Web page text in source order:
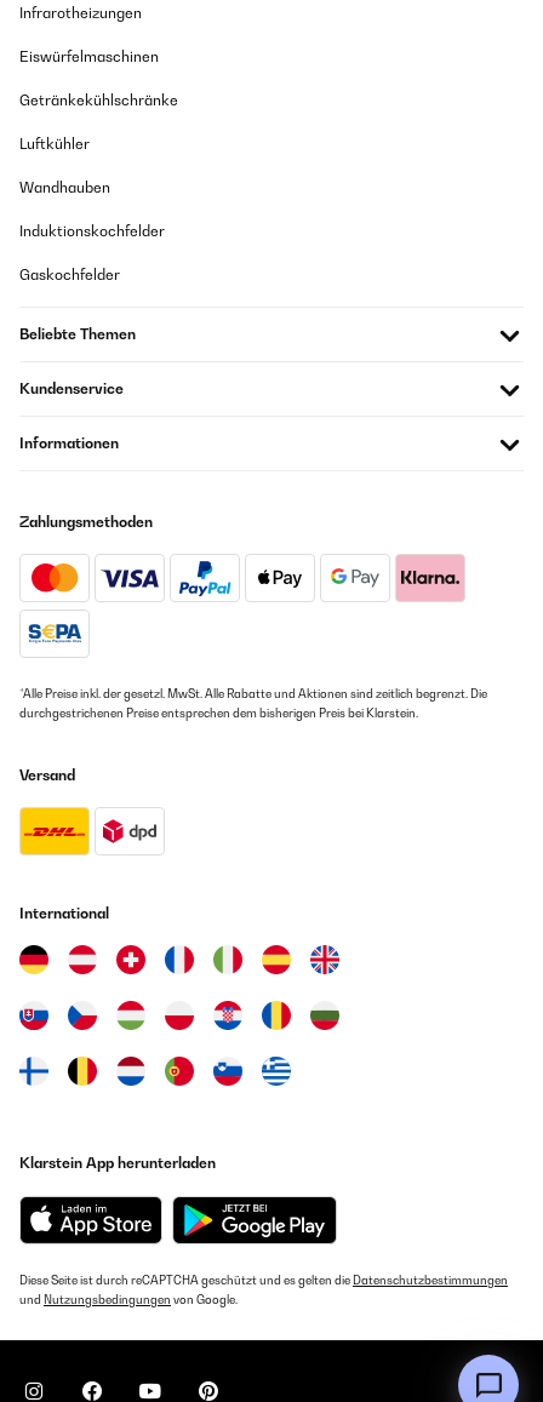
Infrarotheizungen
Eiswürfelmaschinen
Getränkekühlschränke
Luftkühler
Wandhauben
Induktionskochfelder
Gaskochfelder
Beliebte Themen
Kundenservice
Informationen
Zahlungsmethoden
*Alle Preise inkl. der gesetzl. MwSt. Alle Rabatte und Aktionen sind zeitlich begrenzt. Die
durchgestrichenen Preise entsprechen dem bisherigen Preis bei Klarstein.
Versand
International
Klarstein App herunterladen
Diese Seite ist durch reCAPTCHA geschützt und es gelten die Datenschutzbestimmungen
und Nutzungsbedingungen von Google.